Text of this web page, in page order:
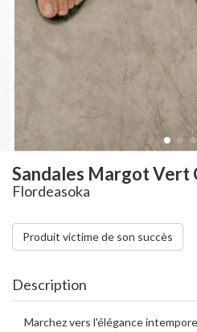
Sandales Margot Vert
Flordeasoka
Produit victime de son succès
Description
Marchez vers l'élégance